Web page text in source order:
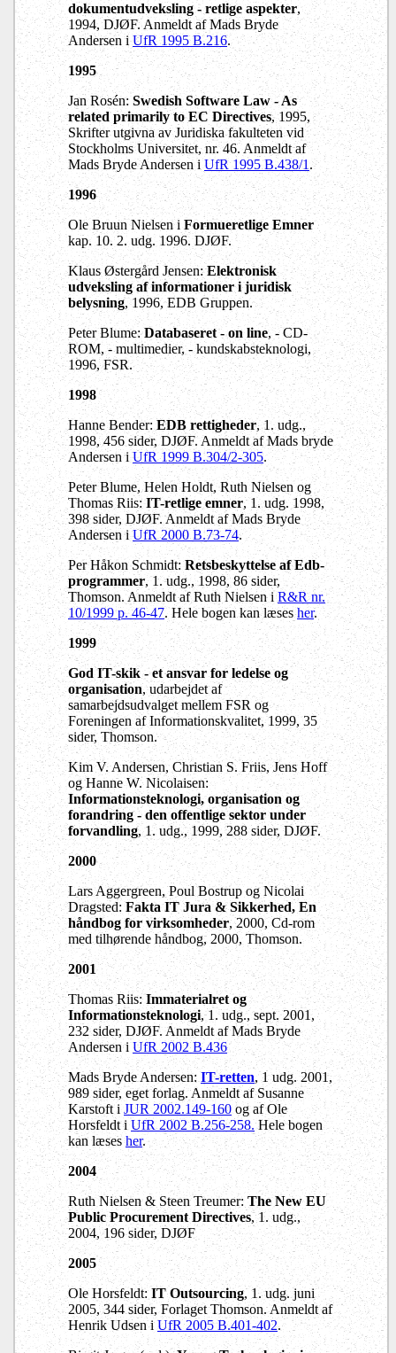
dokumentudveksling - retlige aspekter,
1994, DJØF. Anmeldt af Mads Bryde
Andersen iUfR 1995 B.216.
1995
Jan Rosén: Swedish Software Law - As
related primarily to EC Directives, 1995,
Skrifter utgivna av Juridiska fakulteten vid
Stockholms Universitet, nr. 46. Anmeldt af
Mads Bryde Andersen i UfR 1995 B.438/1 .
1996
Ole Bruun Nielsen i Formueretlige Emner
kap. 10. 2. udg. 1996. DJØF.
Klaus Østergård Jensen:Elektronisk
udveksling af informationer i juridisk
belysning, 1996, EDB Gruppen.
Peter Blume:Databaseret - on line, - CD-
ROM, - multimedier, - kundskabsteknologi,
1996, FSR.
1998
Hanne Bender:EDB rettigheder, 1. udg.,
1998, 456 sider, DJØF. Anmeldt af Mads bryde
Andersen iUfR 1999 B.304/2-305.
Peter Blume, Helen Holdt, Ruth Nielsen og
Thomas Riis: IT-retlige emner, 1. udg. 1998,
398 sider, DJØF. Anmeldt af Mads Bryde
Andersen iUfR 2000 B.73-74.
Per Håkon Schmidt:Retsbeskyttelse af Edb-
programmer, 1. udg., 1998, 86 sider,
Thomson. Anmeldt af Ruth Nielsen iR&R nr.
10/1999 p. 46-47. Hele bogen kan læsesher.
1999
God IT-skik - et ansvar for ledelse og
organisation, udarbejdet af
samarbejdsudvalget mellem FSR og
Foreningen af Informationskvalitet, 1999, 35
sider, Thomson.
Kim V. Andersen, Christian S. Friis, Jens Hoff
og Hanne W. Nicolaisen:
Informationsteknologi, organisation og
forandring - den offentlige sektor under
forvandling, 1. udg., 1999, 288 sider, DJØF.
2000
Lars Aggergreen, Poul Bostrup og Nicolai
Dragsted: Fakta IT Jura & Sikkerhed, En
håndbog for virksomheder, 2000, Cd-rom
med tilhørende håndbog, 2000, Thomson.
2001
Thomas Riis:Immaterialret og
Informationsteknologi, 1. udg., sept. 2001,
232 sider, DJØF. Anmeldt af Mads Bryde
Andersen i UfR 2002 B.436
Mads Bryde Andersen:IT-retten, 1 udg. 2001,
989 sider, eget forlag. Anmeldt af Susanne
Karstoft i JUR 2002.149-160 og af Ole
Horsfeldt i UfR 2002 B.256-258.Hele bogen
kan læses her.
2004
Ruth Nielsen & Steen Treumer: The New EU
Public Procurement Directives, 1. udg.,
2004, 196 sider, DJØF
2005
Ole Horsfeldt:IT Outsourcing, 1. udg. juni
2005, 344 sider, Forlaget Thomson. Anmeldt af
Henrik Udsen iUfR 2005 B.401-402.